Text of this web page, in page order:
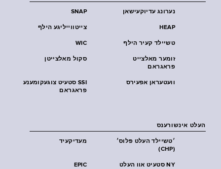
SNAP נערונג עדיוקעישאן
צייטווייליגע הילף HEAP
WIC טשיילד קעיר הילף
סקול מאלצייטן
זומער מאלצייט
פראגראם
SSI סטעיט צוגעקומענע
פראגראם
וועטעראן אפעירס
העלט אינשורענס
מעדיקעיד
׳טשיילד העלט פּלוס׳
(CHP)
EPIC NY סטעיט אוו העלט